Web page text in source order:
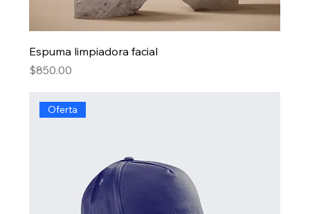
Espuma limpiadora facial
Precio
$850.00
Oferta